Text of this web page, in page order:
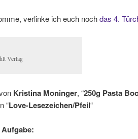
verlinke ich euch nochdas 4.
Verlag
Kristina Moninger, “250g Pasta
“Love-Lesezeichen/Pfeil“
Aufgabe: